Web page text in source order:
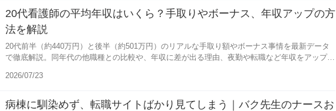
20代看護師の平均年収はいくら？手取りやボーナス、年収アップの方
法を解説
20代前半（約440万円）と後半（約501万円）のリアルな手取り額やボーナス事情を最新データ
で徹底解説。同年代の他職種との比較や、年収に差が出る理由、夜勤や転職など年収をアップさ
2026/07/23
病棟に馴染めず、転職サイトばかり見てしまう｜バク先生のナースお